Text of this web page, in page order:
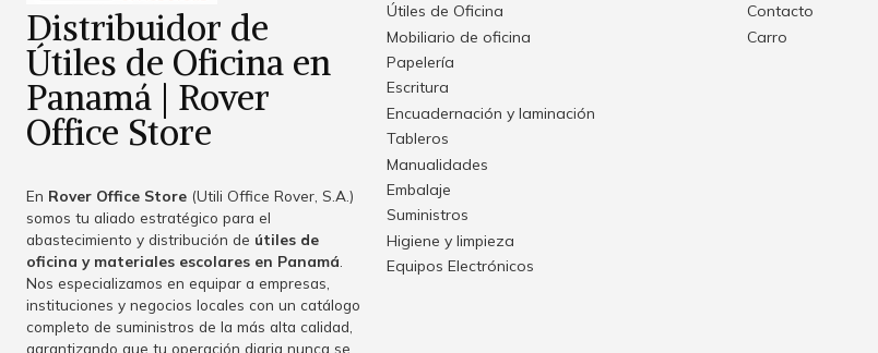
Distribuidor de
Útiles de Oficina en
Panamá | Rover
Office Store
En Rover Office Store (Utili Office Rover, S.A.)
somos tu aliado estratégico para el
abastecimiento y distribución de útiles de
oficina y materiales escolares en Panamá
Nos especializamos en equipar a empresas,
instituciones y negocios locales con un catálogo
completo de suministros de la más alta calidad,
garantizando que tu operación diaria nunca se
Útiles de Oficina
Mobiliario de oficina
Papelería
Escritura
Encuadernación y laminación
Tableros
Manualidades
Embalaje
Suministros
Higiene y limpieza
Equipos Electrónicos
Contacto
Carro